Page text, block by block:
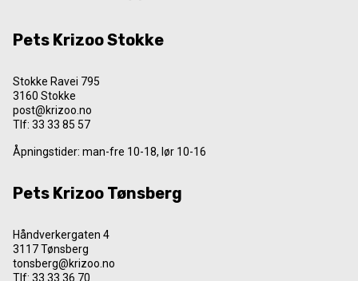
Pets Krizoo Stokke
Stokke Ravei 795
3160 Stokke
post@krizoo.no
Tlf: 33 33 85 57
Åpningstider: man-fre 10-18, lør 10-16
Pets Krizoo Tønsberg
Håndverkergaten 4
3117 Tønsberg
tonsberg@krizoo.no
Tlf: 33 33 36 70